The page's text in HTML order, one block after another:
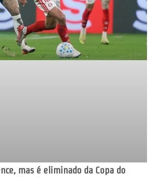
mas é eliminado da Copa do